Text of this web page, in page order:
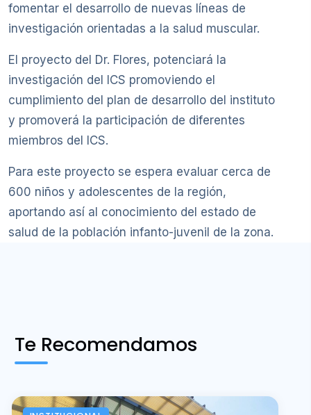
fomentar el desarrollo de nuevas líneas de
investigación orientadas a la salud muscular.
El proyecto del Dr. Flores, potenciará la
investigación del ICS promoviendo el
cumplimiento del plan de desarrollo del instituto
y promoverá la participación de diferentes
miembros del ICS.
Para este proyecto se espera evaluar cerca de
600 niños y adolescentes de la región,
aportando así al conocimiento del estado de
salud de la población infanto-juvenil de la zona.
Te Recomendamos